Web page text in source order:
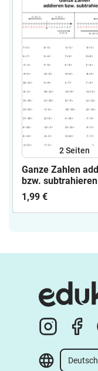
2Seiten
Ganze Zahlen
bzw.
negativen Zahlen
rechnen -
1,99 €
Deutsch